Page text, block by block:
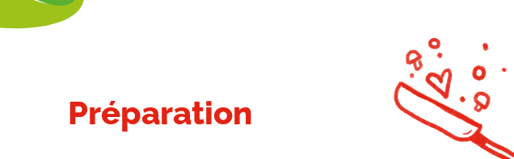
Préparation